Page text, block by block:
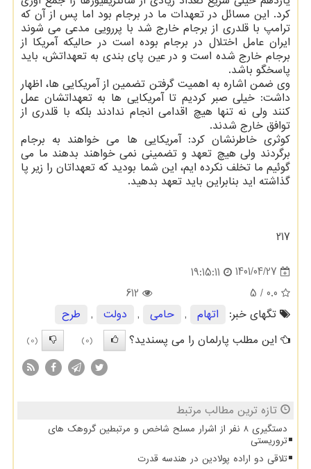
کرد. این مسائل در تعهدات ما در برجام بود اما پس از آن که
ترامپ با قلدری از برجام خارج شد با پررویی مدعی می شوند
ایران عامل اختلال در برجام بوده است در حالیکه آمریکا از
برجام خارج شده است و در عین پای بندی به تعهداتش، باید
پاسخگو باشد.
وی ضمن اشاره به اهمیت گرفتن تضمین از آمریکایی ها، اظهار
داشت: خیلی صبر کردیم تا آمریکایی ها به تعهداتشان عمل
کنند ولی نه تنها هیچ اقدامی انجام ندادند بلکه با قلدری از
توافق خارج شدند.
کوثری خاطرنشان کرد: آمریکایی ها می خواهند به برجام
برگردند ولی هیچ تعهد و تضمینی نمی خواهند بدهند ما می
گوئیم ما تخلف نکرده ایم، این شما بودید که تعهداتان را زیر پا
گذاشته اید بنابراین باید تعهد بدهید.
217
1401/04/27
19:15:11
0.0
/ 5
612
تگهای خبر:
اتهام , حامی , دولت ,
طرح
این مطلب پارلمان را می پسندید؟
(0)
(0)
تازه ترین مطالب مرتبط
دستگیری 8 نفر از اشرار مسلح شاخص و مرتبطین گروهک های
تروریستی
تلاقی دو اراده پولادین در هندسه قدرت